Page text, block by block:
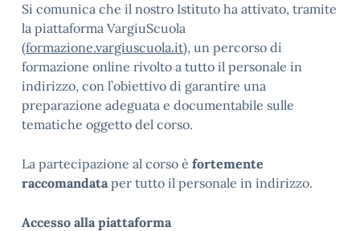
Si comunica che il nostro Istituto ha attivato, tramite
la piattaforma VargiuScuola
(formazione.vargiuscuola.it), un percorso di
formazione online rivolto a tutto il personale in
indirizzo, con l’obiettivo di garantire una
preparazione adeguata e documentabile sulle
tematiche oggetto del corso.
La partecipazione al corso è fortemente
raccomandataper tutto il personale in indirizzo.
Accesso alla piattaforma